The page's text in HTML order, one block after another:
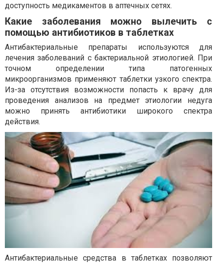
доступность медикаментов в аптечных сетях.
Какие заболевания можно вылечить с
помощью антибиотиков в таблетках
Антибактериальные препараты используются для
лечения заболеваний с бактериальной этиологией. При
точном определении типа патогенных
микроорганизмов применяют таблетки узкого спектра.
Из-за отсутствия возможности попасть к врачу для
проведения анализов на предмет этиологии недуга
можно принять антибиотики широкого спектра
действия.
Антибактериальные средства в таблетках позволяют